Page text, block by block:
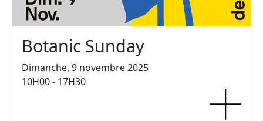
Botanic Sunday
Dimanche, 9 novembre 2025
10H00 - 17H30